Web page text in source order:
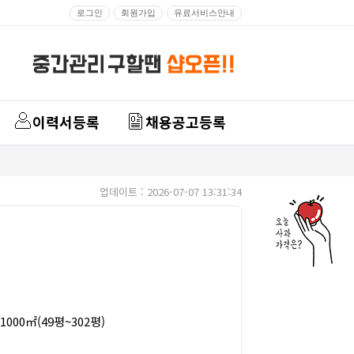
로그인 회원가입 유료서비스안내
이력서등록 채용공고등록
업데이트 : 2026-07-07 13:31:34
㎡(49평~302평)